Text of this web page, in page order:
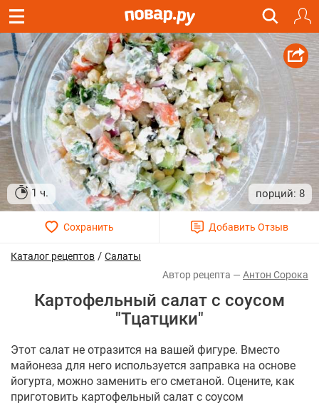
1 ч. 8
Каталог рецептов / Салаты
Антон Сорока
Картофельный салат с соусом
"Тцатцики"
Этот салат не отразится на вашей фигуре. Вместо
майонеза для него используется заправка на основе
йогурта, можно заменить его сметаной. Оцените, как
приготовить картофельный салат с соусом